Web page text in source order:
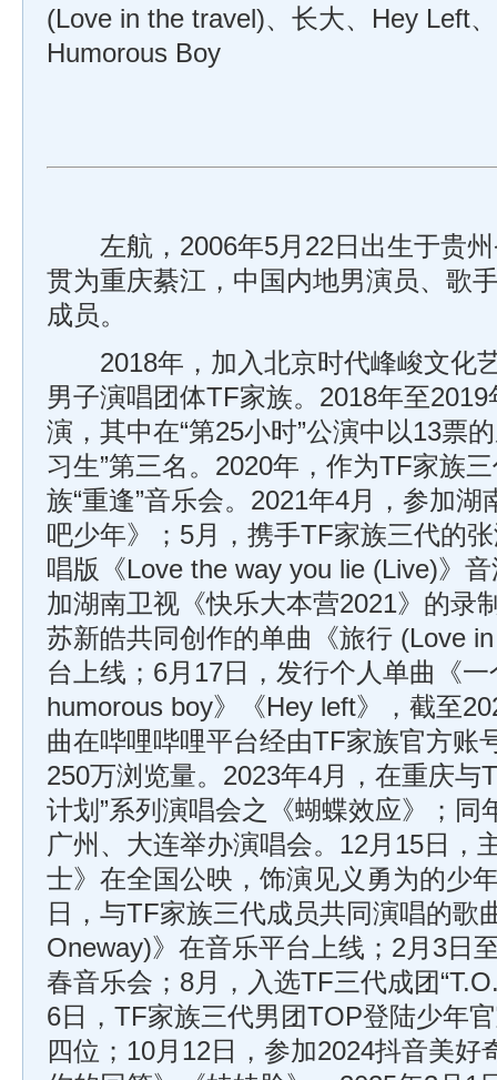
(Love in the travel)、长大、Hey Left
Humorous Boy
左航，2006年5月22日出生于贵州
贯为重庆綦江，中国内地男演员、歌
成员。
2018年，加入北京时代峰峻文化
男子演唱团体TF家族。2018年至
演，其中在“第25小时”公演中以13票
习生”第三名。2020年，作为TF家族
族“重逢”音乐会。2021年4月，参加
吧少年》；5月，携手TF家族三代的
唱版《Love the way you lie (Live)》
加湖南卫视《快乐大本营2021》的录
苏新皓共同创作的单曲《旅行 (Love
台上线；6月17日，发行个人单曲《
humorous boy》《Hey left》，截至
曲在哔哩哔哩平台经由TF家族官方账
250万浏览量。2023年4月，在重庆与
计划”系列演唱会之《蝴蝶效应》；同
广州、大连举办演唱会。12月15日，
士》在全国公映，饰演见义勇为的少
日，与TF家族三代成员共同演唱的歌
Oneway)》在音乐平台上线；2月3日
春音乐会；8月，入选TF三代成团
6日，TF家族三代男团TOP登陆少年
四位；10月12日，参加2024抖音美好